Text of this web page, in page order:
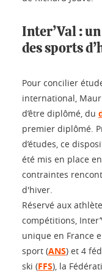
Inter’Val :
des sports
Pour concilier
international,
d’être diplômé, du
premier diplômé.
d’études, ce
été mis en place
contraintes
d'hiver.
Réservé aux
compétitions,
unique en France
sport (ANS) et 4
ski (FFS), la